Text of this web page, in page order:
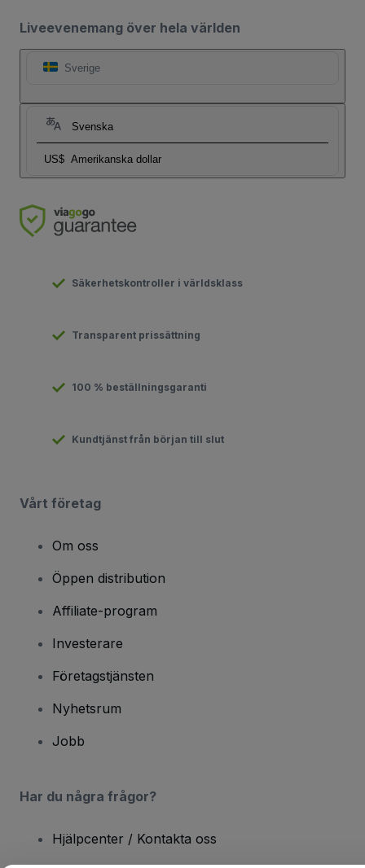
Liveevenemang över hela världen
Sverige
Svenska
US$ Amerikanska dollar
Säkerhetskontroller i världsklass
Transparent prissättning
100 % beställningsgaranti
Kundtjänst från början till slut
Vårt företag
Om oss
Öppen distribution
Affiliate-program
Investerare
Företagstjänsten
Nyhetsrum
Jobb
Har du några frågor?
Hjälpcenter / Kontakta oss